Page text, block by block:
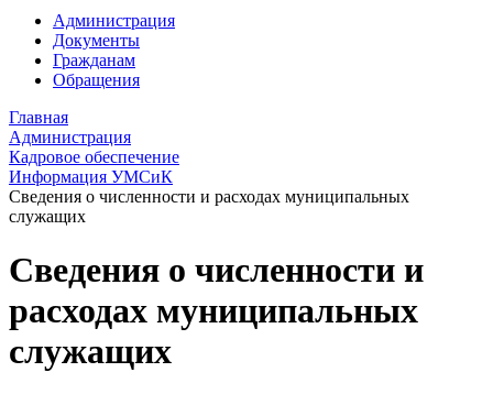
Администрация
Документы
Гражданам
Обращения
Главная
Администрация
Кадровое обеспечение
Информация УМСиК
Сведения о численности и расходах муниципальных
служащих
Сведения о численности и
расходах муниципальных
служащих